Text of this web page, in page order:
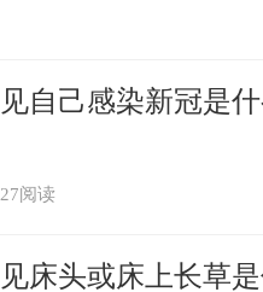
自己感染新冠是
阅读
床头或床上长草